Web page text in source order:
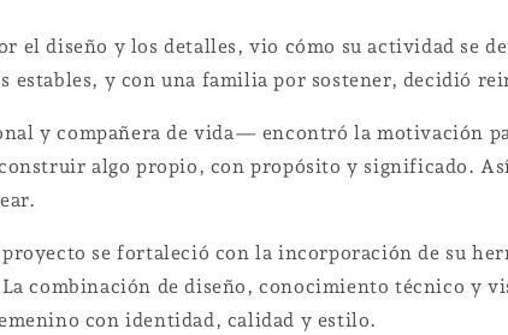
el diseño y los detalles, vio cómo su actividad se
y con una familia por sostener, decidió
y compañera de vida— encontró la motivación
algo propio, con propósito y significado. Así
se fortaleció con la incorporación de su
combinación de diseño, conocimiento técnico y
con identidad, calidad y estilo.